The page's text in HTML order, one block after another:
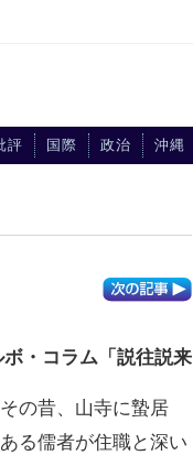
評 国際 政治 沖縄
・コラム「説往説来
の昔、山寺に蟄居
る儒者が住職と深い